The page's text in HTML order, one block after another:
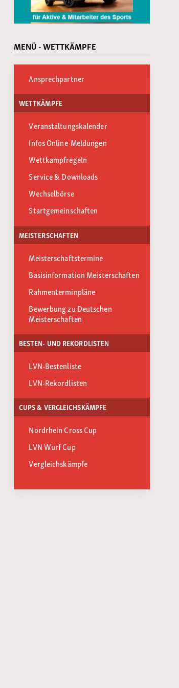
MENÜ - WETTKÄMPFE
Ansprechpartner
WETTKÄMPFE
Veranstaltungskalender
Infos Online-Meldungen
Wettkampfregeln
Service & Downloads
Wechselbörse
Startgemeinschaften
MEISTERSCHAFTEN
Meisterschaftstermine
Basisinformation Meisterschaften
Rahmenterminpläne
Bewerbung zu Deutschen
Meisterschaften
BESTEN- UND REKORDLISTEN
LVN-Bestenliste
LVN-Rekordlisten
CUPS & VERGLEICHSKÄMPFE
Nordrhein Cross Cup
LVN Wurf Cup
Vergleichskämpfe